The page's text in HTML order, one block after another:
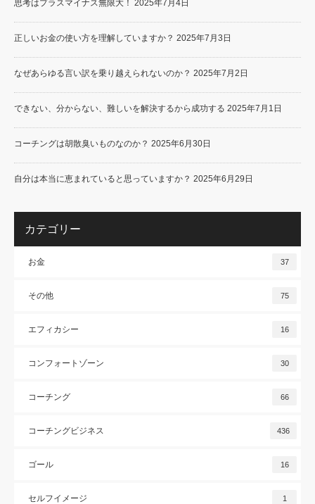
思考はプラスマイナス無限大！ 2025年7月4日
正しいお金の使い方を理解していますか？ 2025年7月3日
なぜあらゆる言い訳を乗り越えられないのか？ 2025年7月2日
できない、分からない、難しいを解決するから成功する 2025年7月1日
コーチングは胡散臭いものなのか？ 2025年6月30日
自分は本当に恵まれていると思っていますか？ 2025年6月29日
カテゴリー
お金 37
その他 75
エフィカシー 16
コンフォートゾーン 30
コーチング 66
コーチングビジネス 436
ゴール 16
セルフイメージ 1